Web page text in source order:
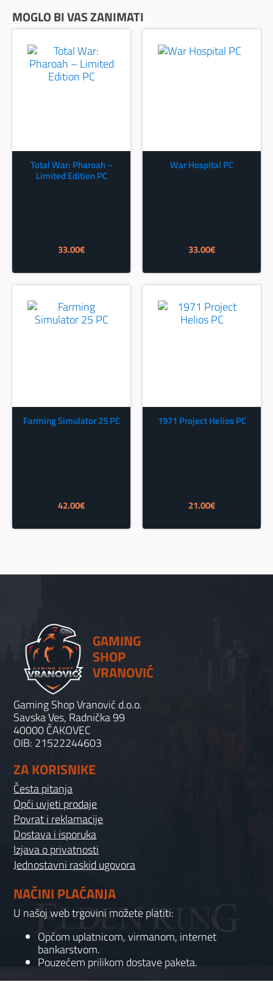
MOGLO BI VAS ZANIMATI
Total War: Pharoah –
Limited Edition PC
33.00€
War Hospital PC
33.00€
Farming Simulator 25 PC
42.00€
1971 Project Helios PC
21.00€
GAMING
SHOP
VRANOVIĆ
Gaming Shop Vranović d.o.o.
Savska Ves, Radnička 99
40000 ČAKOVEC
OIB: 21522244603
ZA KORISNIKE
Česta pitanja
Opći uvjeti prodaje
Povrat i reklamacije
Dostava i isporuka
Izjava o privatnosti
Jednostavni raskid ugovora
NAČINI PLAĆANJA
U našoj web trgovini možete platiti:
Općom uplatnicom, virmanom, internet
bankarstvom.
Pouzećem prilikom dostave paketa.